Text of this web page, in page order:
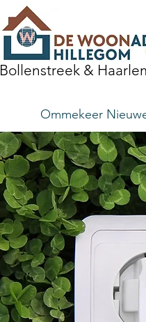
Ommekeer
Bollenstreek &